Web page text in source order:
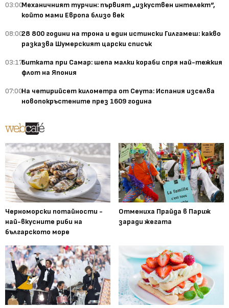
03:00Механичният турчин: първият „изкуствен интелект“,
който мами Европа близо век
08:0028 800 години на трона и един истински Гилгамеш: какво
разказва Шумерският царски списък
03:17Битката при Самар: шепа малки кораби спря най-тежкия
флот на Япония
07:00На четирийсет километра от Сеута: Испания изселва
новопокръстените през 1609 година
Черноморски потайности -
най-вкусните риби на
българското море
Отмениха Прайда в Париж
заради жегата